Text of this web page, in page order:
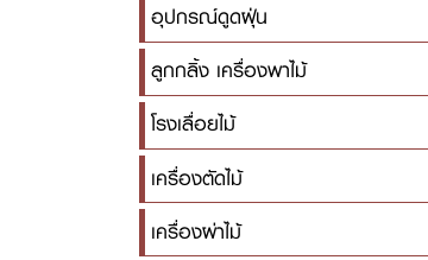
อุปกรณ์ดูดฝุ่น
ลูกกลิ้ง เครื่องพาไม้
โรงเลื่อยไม้
เครื่องตัดไม้
เครื่องผ่าไม้